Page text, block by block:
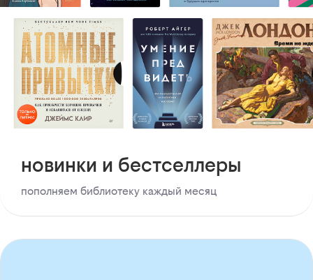
новинки и бестселлеры
пополняем библиотеку каждый месяц